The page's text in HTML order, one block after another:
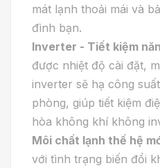
mát lạnh thoải mái và
đình bạn.
Inverter - Tiết kiệm
được nhiệt độ cài đặt,
inverter sẽ hạ công
phòng, giúp tiết kiệm
hòa không khí không
Môi chất lạnh thế hệ
với tình trạng biến đổi